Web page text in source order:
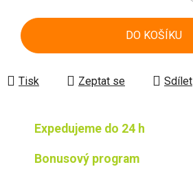
DO KOŠÍKU
Tisk Zeptat se Sdílet
Expedujeme do 24 h
Bonusový program